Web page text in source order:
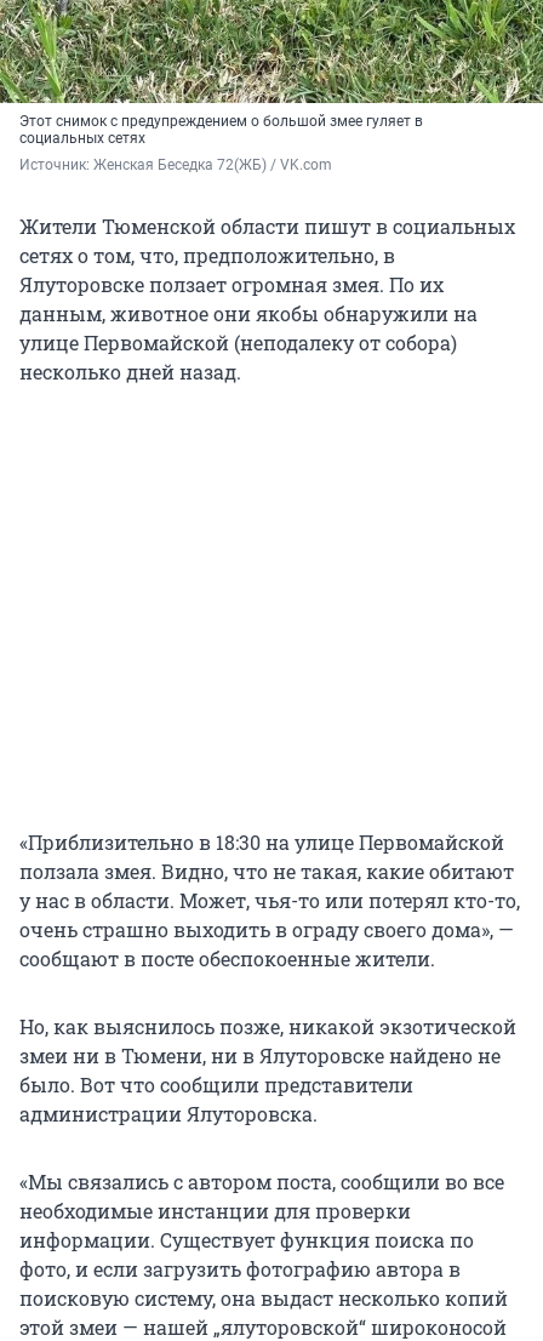
Этот снимок с предупреждением о большой змее гуляет в
социальных сетях
Источник: Женская Беседка 72(ЖБ) / VK.com
Жители Тюменской области пишут в социальных
сетях о том, что, предположительно, в
Ялуторовске ползает огромная змея. По их
данным, животное они якобы обнаружили на
улице Первомайской (неподалеку от собора)
несколько дней назад.
«Приблизительно в 18:30 на улице Первомайской
ползала змея. Видно, что не такая, какие обитают
у нас в области. Может, чья-то или потерял кто-то,
очень страшно выходить в ограду своего дома», —
сообщают в посте обеспокоенные жители.
Но, как выяснилось позже, никакой экзотической
змеи ни в Тюмени, ни в Ялуторовске найдено не
было. Вот что сообщили представители
администрации Ялуторовска.
«Мы связались с автором поста, сообщили во все
необходимые инстанции для проверки
информации. Существует функция поиска по
фото, и если загрузить фотографию автора в
поисковую систему, она выдаст несколько копий
этой змеи — нашей „ялуторовской“ широконосой